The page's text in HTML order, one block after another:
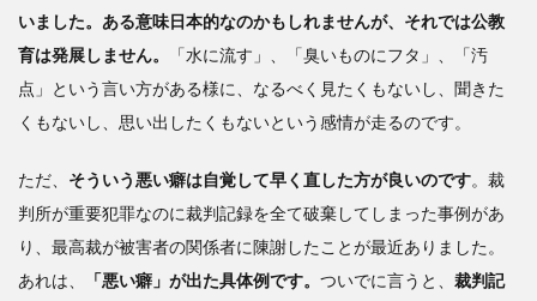
れば
指導
力が
高ま
る訳
では
いました。ある意味日本的なのかもしれませんが、それでは公教
育は発展しません。
「水に流す」、「臭いものにフタ」、「汚
点」という言い方がある様に、なるべく見たくもないし、聞きた
くもないし、思い出したくもないという感情が走るのです。
ただ、 そういう悪い癖は自覚して早く直した方が良いのです。裁
判所が重要犯罪なのに裁判記録を全て破棄してしまった事例があ
り、最高裁が被害者の関係者に陳謝したことが最近ありました。
あれは、
「悪い癖」が出た具体例です。 ついでに言うと、 裁判記